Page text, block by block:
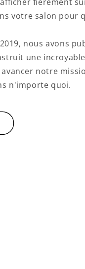
votre salon pour
nous avons
une
notre
n'importe quoi.